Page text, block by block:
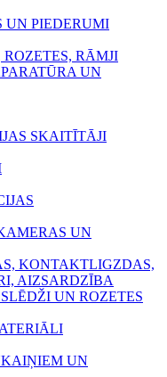
UN PIEDERUMI
RĀMJI
UN
SKAITĪTĀJI
UN
KONTAKTLIGZDAS,
AIZSARDZĪBA
UN ROZETES
UN